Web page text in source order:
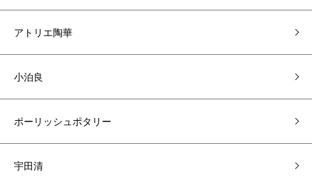
アトリエ陶華
小泊良
ポーリッシュポタリー
宇田清